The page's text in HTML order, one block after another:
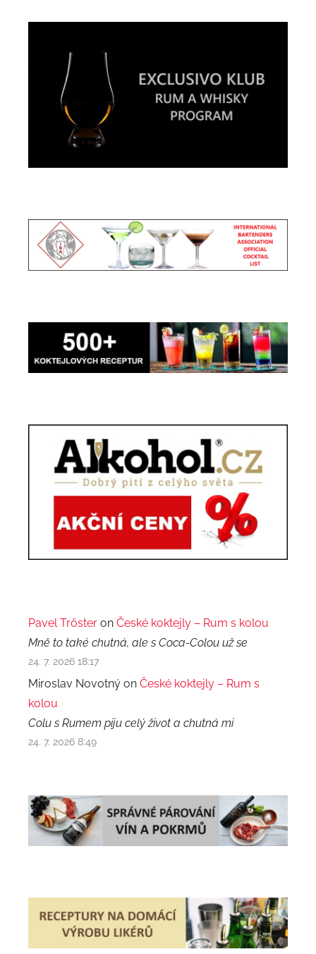
Pavel Trőster on České koktejly – Rum s kolou
Mně to také chutná, ale s Coca-Colou už se
24. 7. 2026 18:17
Miroslav Novotný on České koktejly – Rum s
kolou
Colu s Rumem piju celý život a chutná mi
24. 7. 2026 8:49